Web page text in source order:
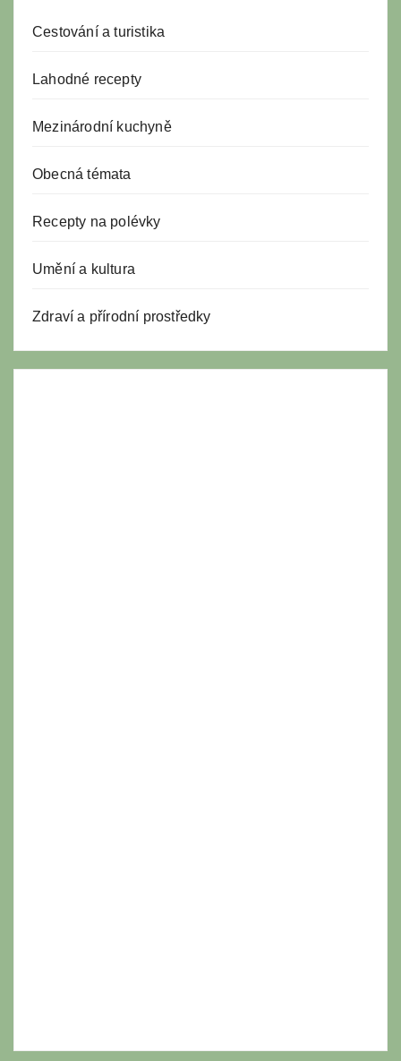
Cestování a turistika
Lahodné recepty
Mezinárodní kuchyně
Obecná témata
Recepty na polévky
Umění a kultura
Zdraví a přírodní prostředky